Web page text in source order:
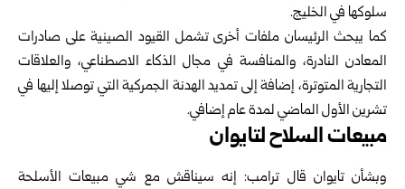
سلوكها في الخليج.
كما يبحث الرئيسان ملفات أخرى تشمل القيود الصينية على صادرات
المعادن النادرة، والمنافسة في مجال الذكاء الاصطناعي، والعلاقات
التجارية المتوترة، إضافة إلى تمديد الهدنة الجمركية التي توصلا إليها في
تشرين الأول الماضي لمدة عام إضافي.
مبيعات السلاح لتايوان
وبشأن تايوان قال ترامب: إنه سيناقش مع شي مبيعات الأسلحة